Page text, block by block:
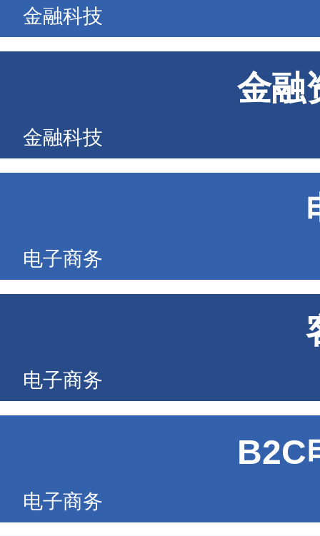
金融科技
金融
金融科技
电子商务
电子商务
B2C
电子商务